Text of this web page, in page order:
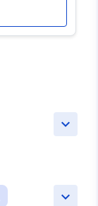
keyboard_arrow_down
keyboard_arrow_down